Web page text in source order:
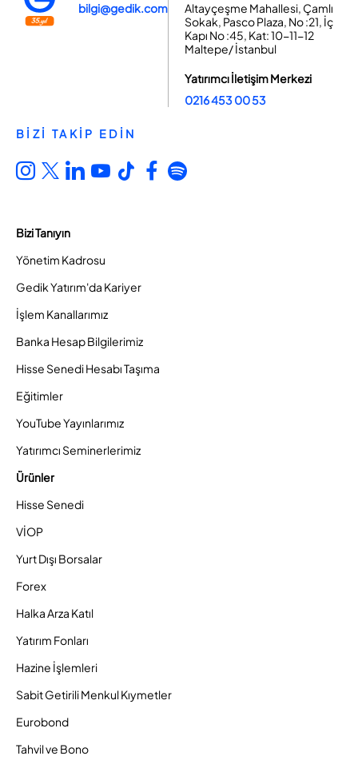
bilgi@gedik.com
Altayçeşme Mahallesi, Çamlı
Sokak, Pasco Plaza, No :21, İç
Kapı No :45, Kat: 10-11-12
Maltepe/ İstanbul
Yatırımcı İletişim Merkezi
0216 453 00 53
BİZİ TAKİP EDİN
Bizi Tanıyın
Yönetim Kadrosu
Gedik Yatırım'da Kariyer
İşlem Kanallarımız
Banka Hesap Bilgilerimiz
Hisse Senedi Hesabı Taşıma
Eğitimler
YouTube Yayınlarımız
Yatırımcı Seminerlerimiz
Ürünler
Hisse Senedi
VİOP
Yurt Dışı Borsalar
Forex
Halka Arza Katıl
Yatırım Fonları
Hazine İşlemleri
Sabit Getirili Menkul Kıymetler
Eurobond
Tahvil ve Bono